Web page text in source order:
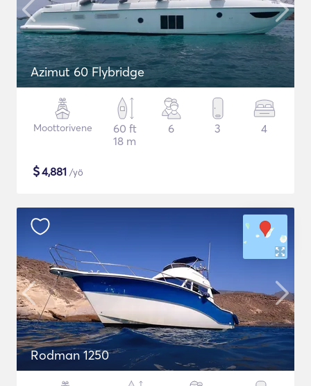
Azimut 60 Flybridge
Moottorivene
60 ft
18 m
6 3 4
$4,881 /yö
Rodman 1250